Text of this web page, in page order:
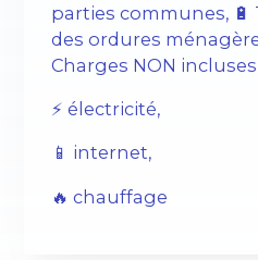
parties communes, 🔋
des ordures
Charges NON incluses
⚡️ électricité,
📱 internet,
🔥 chauffage